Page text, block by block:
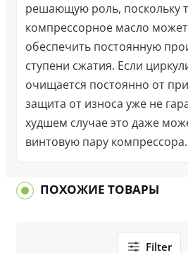
решающую роль, поскольку
компрессорное масло
обеспечить постоянную
ступени сжатия. Если
очищается постоянно от
защита от износа уже не
худшем случае это даже
винтовую пару компрессора.
ПОХОЖИЕ ТОВАРЫ
Filter